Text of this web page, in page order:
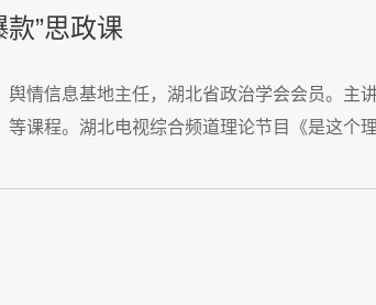
款”思政课
情信息基地主任，湖北省政治学会会员。
课程。湖北电视综合频道理论节目《是这